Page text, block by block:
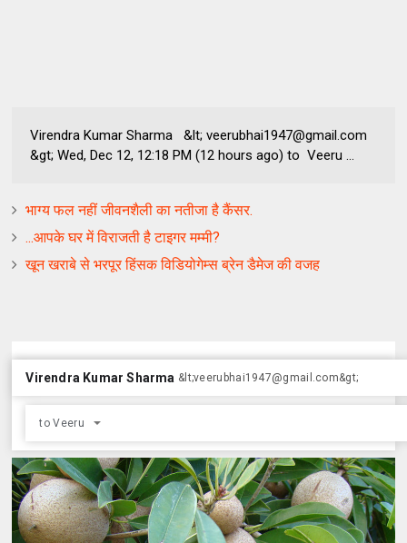
Virendra Kumar Sharma &lt; veerubhai1947@gmail.com
&gt; Wed, Dec 12, 12:18 PM (12 hours ago) to Veeru ...
भाग्य फल नहीं जीवनशैली का नतीजा है कैंसर.
...आपके घर में विराजती है टाइगर मम्मी?
खून खराबे से भरपूर हिंसक विडियोगेम्स ब्रेन डैमेज की वजह
Virendra Kumar Sharma &lt;veerubhai1947@gmail.com&gt;
toVeeru